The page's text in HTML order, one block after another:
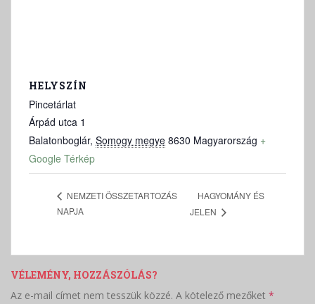
HELYSZÍN
Pincetárlat
Árpád utca 1
Balatonboglár, Somogy megye 8630 Magyarország +
Google Térkép
NEMZETI ÖSSZETARTOZÁS
NAPJA
HAGYOMÁNY ÉS
JELEN
VÉLEMÉNY, HOZZÁSZÓLÁS?
Az e-mail címet nem tesszük közzé. A kötelező mezőket *